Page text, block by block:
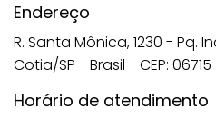
Endereço
R. Santa Mônica, 1230 - Pq.
Cotia/SP - Brasil - CEP:
Horário de atendimento